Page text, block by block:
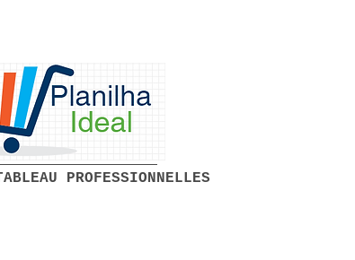
professionnelles prêtes à
PROFESSIONNELLES